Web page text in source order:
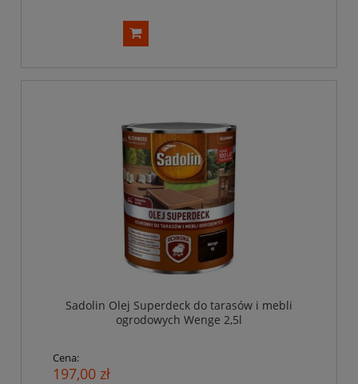
Sadolin Olej Superdeck do tarasów i mebli
ogrodowych Wenge 2,5l
Cena:
197,00 zł